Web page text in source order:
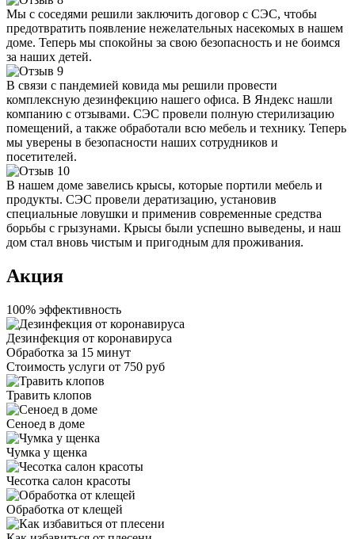
Мы с соседями решили заключить договор с СЭС, чтобы
предотвратить появление нежелательных насекомых в нашем
доме. Теперь мы спокойны за свою безопасность и не боимся
за наших детей.
В связи с пандемией ковида мы решили провести
комплексную дезинфекцию нашего офиса. В Яндекс нашли
компанию с отзывами. СЭС провели полную стерилизацию
помещений, а также обработали всю мебель и технику. Теперь
мы уверены в безопасности наших сотрудников и
посетителей.
В нашем доме завелись крысы, которые портили мебель и
продукты. СЭС провели дератизацию, установив
специальные ловушки и применив современные средства
борьбы с грызунами. Крысы были успешно выведены, и наш
дом стал вновь чистым и пригодным для проживания.
Акция
100% эффективность
Дезинфекция от коронавируса
Обработка за 15 минут
Стоимость услуги от 750 руб
Травить клопов
Сеноед в доме
Чумка у щенка
Чесотка салон красоты
Обработка от клещей